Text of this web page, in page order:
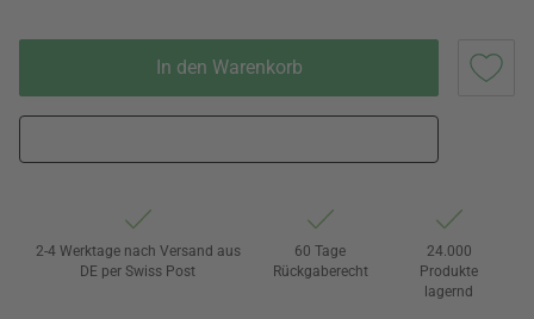
In den Warenkorb
2-4 Werktage nach Versand aus
DE per Swiss Post
60 Tage
Rückgaberecht
24.000
Produkte
lagernd